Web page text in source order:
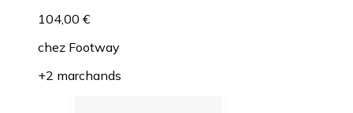
104,00 €
chez Footway
+2 marchands